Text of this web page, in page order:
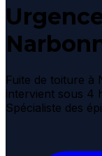
Fuite de toiture à
intervient sous 4
Spécialiste des